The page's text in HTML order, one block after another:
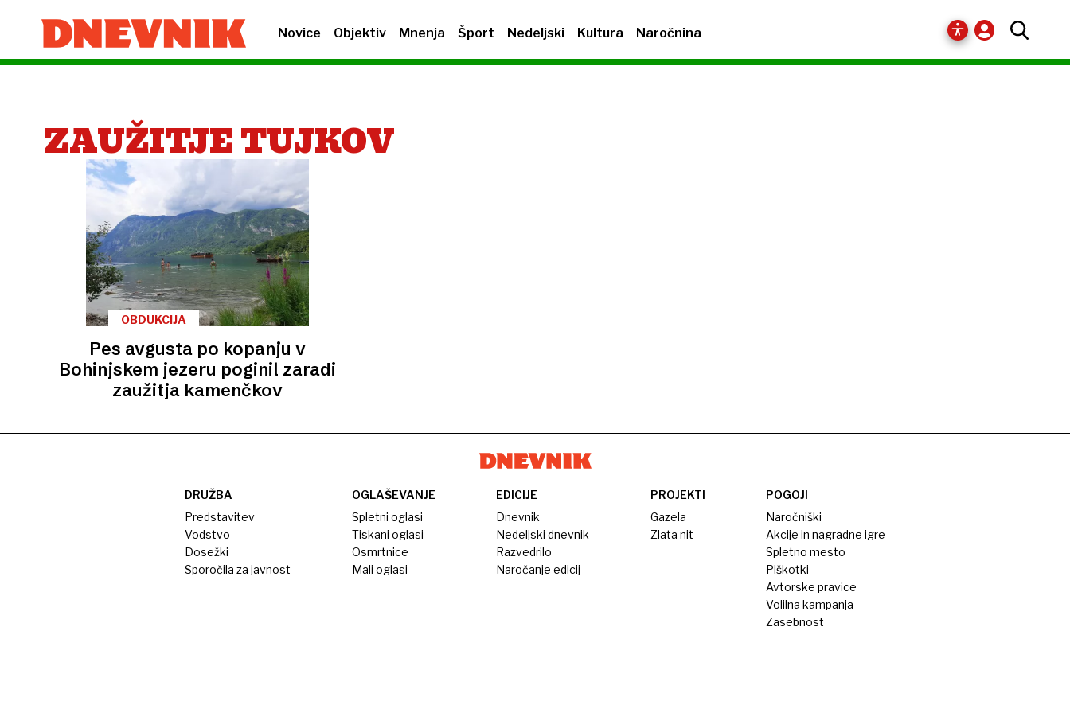
Novice Objektiv Mnenja Šport Nedeljski Kultura Naročnina
ZAUŽITJE TUJKOV
OBDUKCIJA
Pes avgusta po kopanju v
Bohinjskem jezeru poginil zaradi
zaužitja kamenčkov
DRUŽBA
Predstavitev
Vodstvo
Dosežki
Sporočila za javnost
OGLAŠEVANJE
Spletni oglasi
Tiskani oglasi
Osmrtnice
Mali oglasi
EDICIJE
Dnevnik
Nedeljski dnevnik
Razvedrilo
Naročanje edicij
PROJEKTI
Gazela
Zlata nit
POGOJI
Naročniški
Akcije in nagradne igre
Spletno mesto
Piškotki
Avtorske pravice
Volilna kampanja
Zasebnost